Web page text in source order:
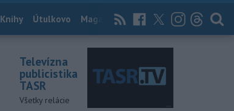
Knihy Útulkovo Magazín News Now Archív
Televízna
publicistika
TASR
Všetky relácie